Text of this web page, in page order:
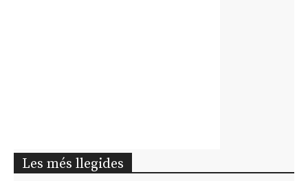
Les més llegides